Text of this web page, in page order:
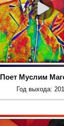
Поет Муслим
Год выхода: